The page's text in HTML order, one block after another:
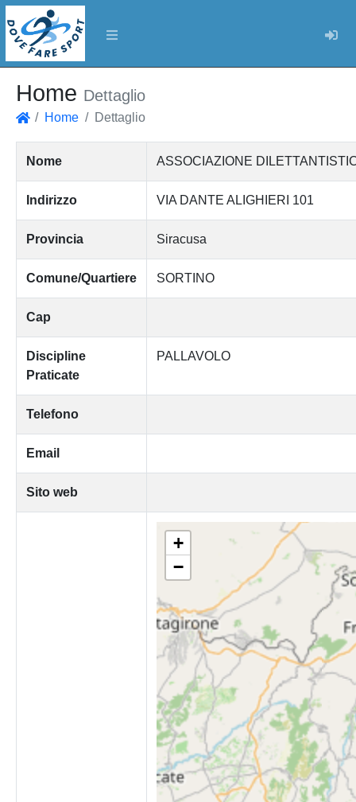
Home Dettaglio
Home Dettaglio
Nome ASSOCIAZIONE
Indirizzo VIA DANTE ALIGHIERI 101
Provincia Siracusa
Comune/Quartiere SORTINO
Cap
Discipline
Praticate
PALLAVOLO
Telefono
Email
Sito web
+
−